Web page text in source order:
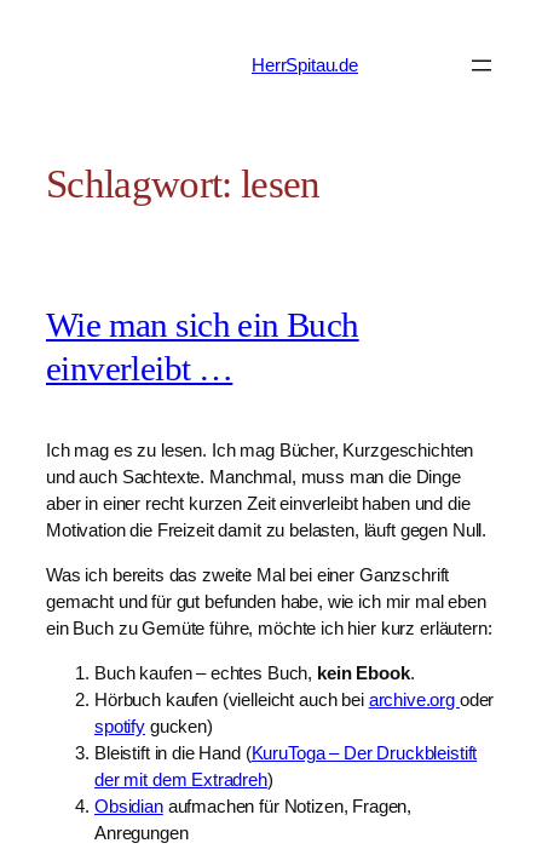
HerrSpitau.de
Schlagwort:lesen
Wie man sich ein Buch
einverleibt …
Ich mag es zu lesen. Ich mag Bücher, Kurzgeschichten
und auch Sachtexte. Manchmal, muss man die Dinge
aber in einer recht kurzen Zeit einverleibt haben und die
Motivation die Freizeit damit zu belasten, läuft gegen Null.
Was ich bereits das zweite Mal bei einer Ganzschrift
gemacht und für gut befunden habe, wie ich mir mal eben
ein Buch zu Gemüte führe, möchte ich hier kurz erläutern:
Buch kaufen – echtes Buch, kein Ebook.
Hörbuch kaufen (vielleicht auch bei archive.org oder
spotifygucken)
Bleistift in die Hand (KuruToga – Der Druckbleistift
der mit dem Extradreh)
Obsidianaufmachen für Notizen, Fragen,
Anregungen